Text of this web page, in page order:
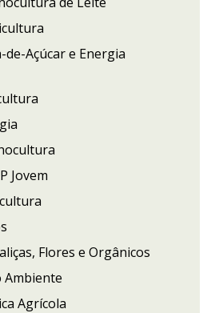
de-Açúcar e Energia
Jovem
Flores e Orgânicos
Ambiente
Agrícola